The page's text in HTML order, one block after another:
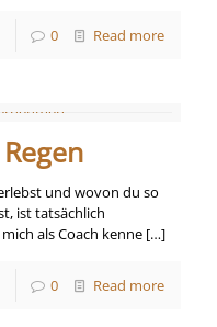
0 Read more
und wovon du so
ist tatsächlich
als Coach kenne[…]
0 Read more